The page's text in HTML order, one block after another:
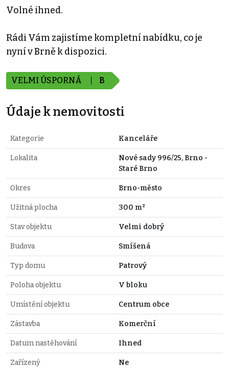
Volné ihned.
Rádi Vám zajistíme kompletní nabídku, co je
nyní v Brně k dispozici.
VELMI ÚSPORNÁ B
Údaje k nemovitosti
Kategorie Kanceláře
Lokalita
Nové sady 996/25, Brno -
Staré Brno
Okres Brno-město
Užitná plocha 300 m²
Stav objektu Velmi dobrý
Budova Smíšená
Typ domu Patrový
Poloha objektu V bloku
Umístění objektu Centrum obce
Zástavba Komerční
Datum nastěhování Ihned
Zařízený Ne